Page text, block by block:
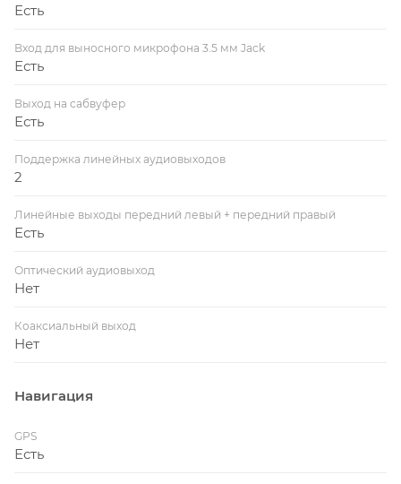
Есть
Вход для выносного микрофона 3.5 мм Jack
Есть
Выход на сабвуфер
Есть
Поддержка линейных аудиовыходов
2
Линейные выходы передний левый + передний правый
Есть
Оптический аудиовыход
Нет
Коаксиальный выход
Нет
Навигация
GPS
Есть